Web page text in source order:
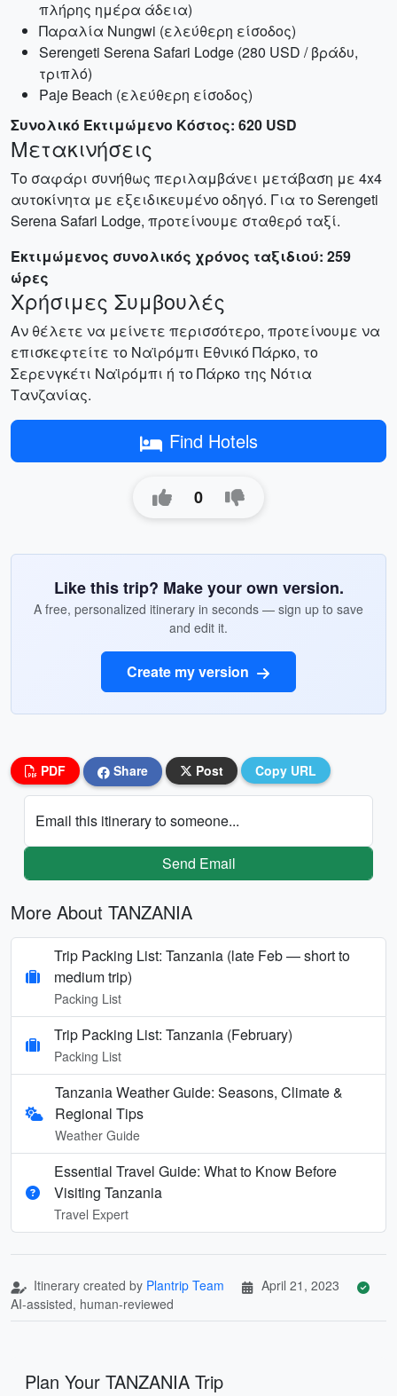
πλήρης ημέρα άδεια)
Παραλία Nungwi (ελεύθερη είσοδος)
Serengeti Serena Safari Lodge (280 USD / βράδυ,
τριπλό)
Paje Beach (ελεύθερη είσοδος)
Συνολικό Εκτιμώμενο Κόστος: 620 USD
Μετακινήσεις
Το σαφάρι συνήθως περιλαμβάνει μετάβαση με 4x4
αυτοκίνητα με εξειδικευμένο οδηγό. Για το Serengeti
Serena Safari Lodge, προτείνουμε σταθερό ταξί.
Εκτιμώμενος συνολικός χρόνος ταξιδιού: 259
ώρες
Χρήσιμες Συμβουλές
Αν θέλετε να μείνετε περισσότερο, προτείνουμε να
επισκεφτείτε το Ναϊρόμπι Εθνικό Πάρκο, το
Σερενγκέτι Ναϊρόμπι ή το Πάρκο της Νότια
Τανζανίας.
Find Hotels
0
Like this trip? Make your own version.
A free, personalized itinerary in seconds — sign up to save
and edit it.
Create my version
PDF Share Post Copy URL
Email this itinerary to someone...
Send Email
More About TANZANIA
Trip Packing List: Tanzania (late Feb — short to
medium trip)
Packing List
Trip Packing List: Tanzania (February)
Packing List
Tanzania Weather Guide: Seasons, Climate &
Regional Tips
Weather Guide
Essential Travel Guide: What to Know Before
Visiting Tanzania
Travel Expert
Itinerary created by Plantrip Team
April 21, 2023
AI-assisted, human-reviewed
Plan Your TANZANIA Trip